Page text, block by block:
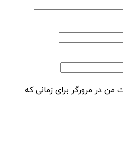
من در مرورگر برای زمانی که